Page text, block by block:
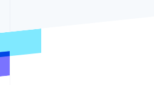
Start-up-Gründung
Climate